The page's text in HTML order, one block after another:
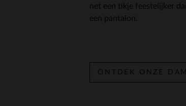
net een tikje feestelijker
een pantalon.
ONTDEK ONZE